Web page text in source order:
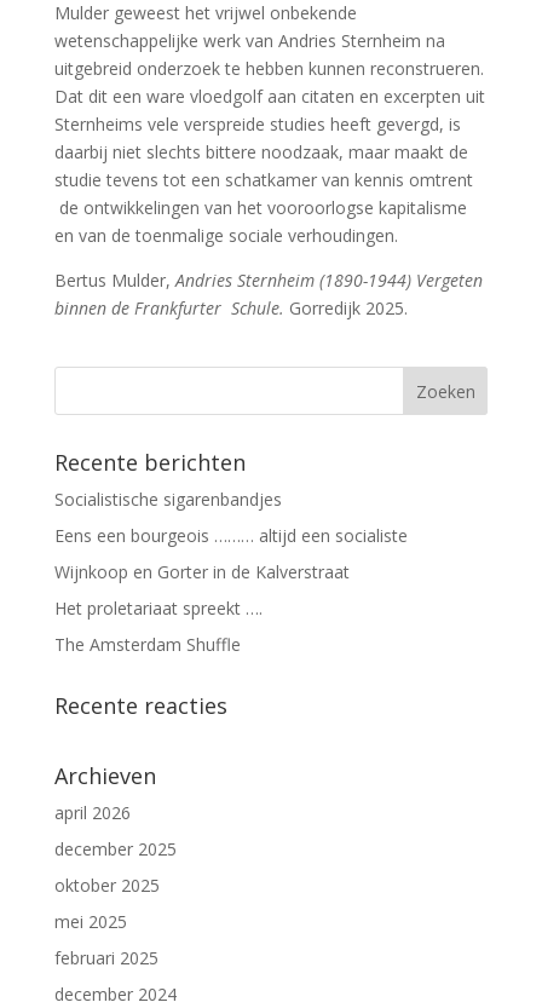
Mulder geweest het vrijwel onbekende
wetenschappelijke werk van Andries Sternheim na
uitgebreid onderzoek te hebben kunnen reconstrueren.
Dat dit een ware vloedgolf aan citaten en excerpten uit
Sternheims vele verspreide studies heeft gevergd, is
daarbij niet slechts bittere noodzaak, maar maakt de
studie tevens tot een schatkamer van kennis omtrent
de ontwikkelingen van het vooroorlogse kapitalisme
en van de toenmalige sociale verhoudingen.
Bertus Mulder,Andries Sternheim (1890-1944) Vergeten
binnen de Frankfurter Schule. Gorredijk 2025.
Recente berichten
Socialistische sigarenbandjes
Eens een bourgeois ……… altijd een socialiste
Wijnkoop en Gorter in de Kalverstraat
Het proletariaat spreekt ….
The Amsterdam Shuffle
Recente reacties
Archieven
april 2026
december 2025
oktober 2025
mei 2025
februari 2025
december 2024